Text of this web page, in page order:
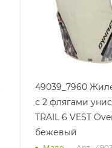
49039_7960
с 2 флягами
TRAIL 6 VEST
бежевый